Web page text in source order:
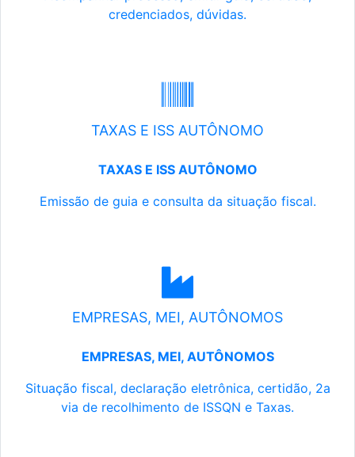
credenciados, dúvidas.
TAXAS E ISS AUTÔNOMO
TAXAS E ISS AUTÔNOMO
Emissão de guia e consulta da situação fiscal.
EMPRESAS, MEI, AUTÔNOMOS
EMPRESAS, MEI, AUTÔNOMOS
Situação fiscal, declaração eletrônica, certidão, 2a
via de recolhimento de ISSQN e Taxas.